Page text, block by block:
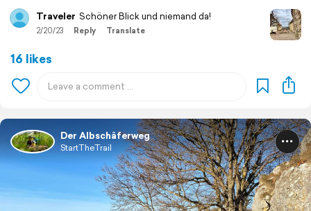
Traveler Schöner Blick und niemand da!
2/20/23 Reply Translate
16 likes
Der Albschäferweg
StartTheTrail